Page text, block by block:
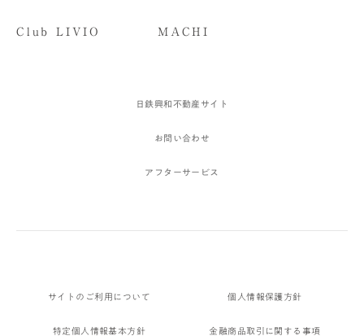
Club LIVIO MACHI
日鉄興和不動産サイト
お問い合わせ
アフターサービス
サイトのご利用について 個人情報保護方針
特定個人情報基本方針 金融商品取引に関する事項